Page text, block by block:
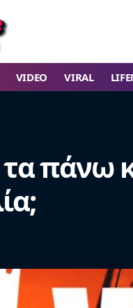
VIDEO VIRAL
πάνω